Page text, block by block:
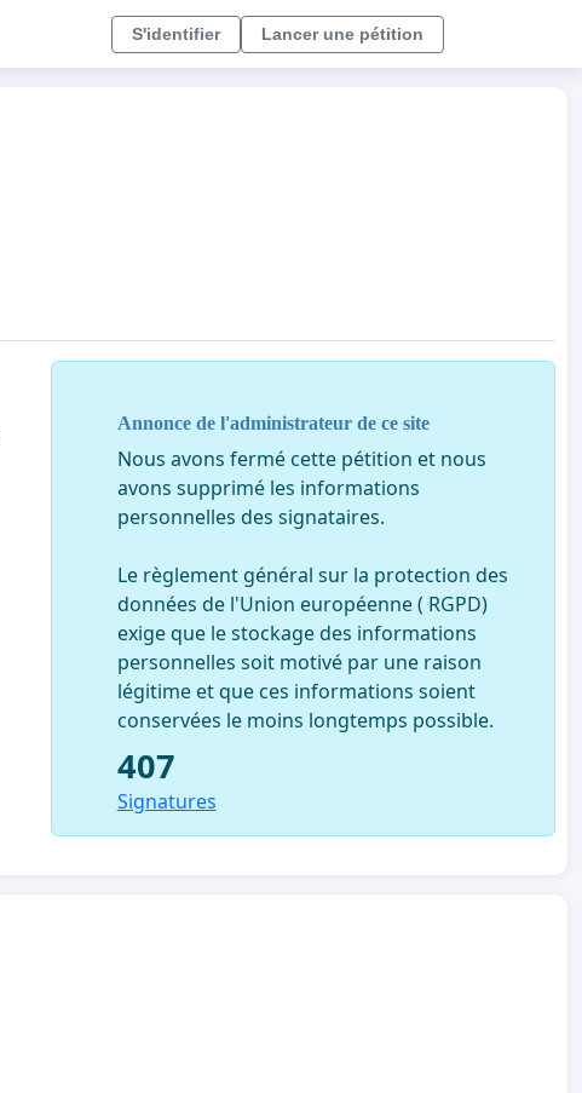
S'identifier Lancer une pétition
Annonce de l'administrateur de ce site
Nous avons fermé cette pétition et nous
avons supprimé les informations
personnelles des signataires.
Le règlement général sur la protection des
données de l'Union européenne ( RGPD)
exige que le stockage des informations
personnelles soit motivé par une raison
légitime et que ces informations soient
conservées le moins longtemps possible.
407
Signatures